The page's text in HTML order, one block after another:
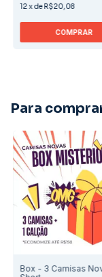
12xde R$20,08
COMPRAR
Para
Box - 3 Camisas